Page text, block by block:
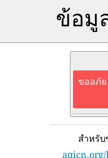
ข้อมู
ขออภั
สำหรั